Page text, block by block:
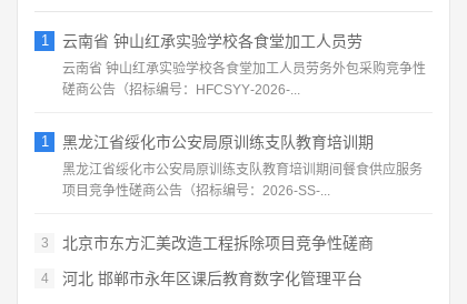
1 云南省 钟山红承实验学校各食堂加工人员劳
云南省 钟山红承实验学校各食堂加工人员劳务外包采购竞争性
磋商公告（招标编号：HFCSYY‑2026‑...
1 黑龙江省绥化市公安局原训练支队教育培训期
黑龙江省绥化市公安局原训练支队教育培训期间餐食供应服务
项目竞争性磋商公告（招标编号：2026‑SS‑...
3 北京市东方汇美改造工程拆除项目竞争性磋商
4 河北 邯郸市永年区课后教育数字化管理平台